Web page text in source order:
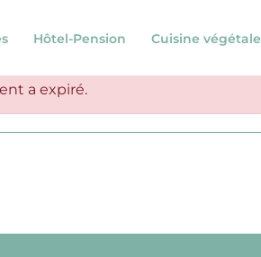
Hôtel-Pension Cuisine végétale
a expiré.